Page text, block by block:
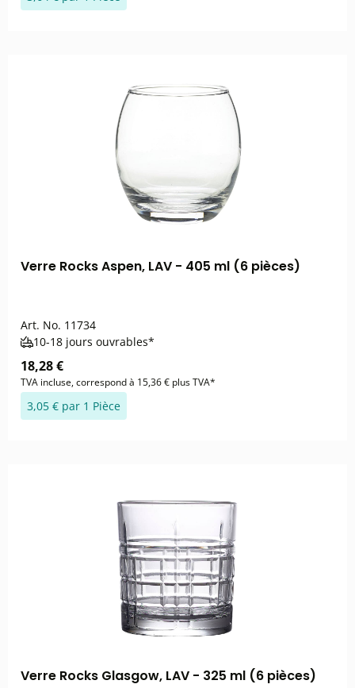
Verre Rocks Aspen, LAV - 405 ml (6 pièces)
Art. No. 11734
10-18 jours ouvrables*
18,28 €
TVA incluse, correspond à 15,36 € plus TVA*
3,05 € par 1 Pièce
Verre Rocks Glasgow, LAV - 325 ml (6 pièces)